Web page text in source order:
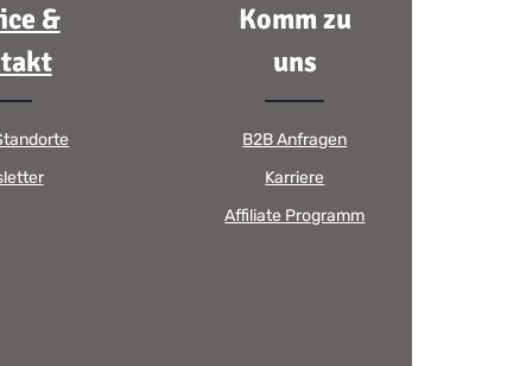
&
Komm zu
uns
B2B Anfragen
Karriere
Affiliate Programm